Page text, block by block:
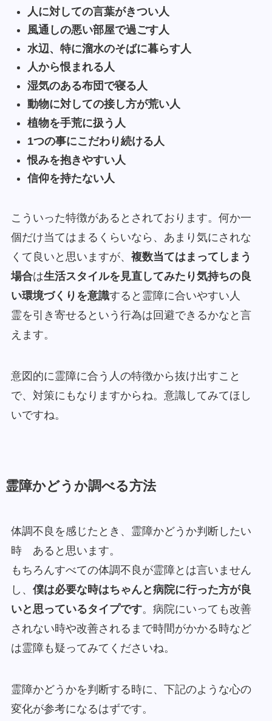
人に対しての言葉がきつい人
風通しの悪い部屋で過ごす人
水辺、特に溜水のそばに暮らす人
人から恨まれる人
湿気のある布団で寝る人
動物に対しての接し方が荒い人
植物を手荒に扱う人
1つの事にこだわり続ける人
恨みを抱きやすい人
信仰を持たない人
こういった特徴があるとされております。何か一
個だけ当てはまるくらいなら、あまり気にされな
くて良いと思いますが、 複数当てはまってしまう
場合は生活スタイルを見直してみたり気持ちの良
い環境づくりを意識すると霊障に合いやすい人
霊を引き寄せるという行為は回避できるかなと言
えます。
意図的に霊障に合う人の特徴から抜け出すこと
で、対策にもなりますからね。意識してみてほし
いですね。
霊障かどうか調べる方法
体調不良を感じたとき、霊障かどうか判断したい
時 あると思います。
もちろんすべての体調不良が霊障とは言いません
し、 僕は必要な時はちゃんと病院に行った方が良
いと思っているタイプです。 病院にいっても改善
されない時や改善されるまで時間がかかる時など
は霊障も疑ってみてくださいね。
霊障かどうかを判断する時に、下記のような心の
変化が参考になるはずです。